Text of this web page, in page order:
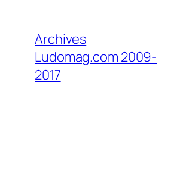
contenu
Archives
Ludomag.com 2009-
2017